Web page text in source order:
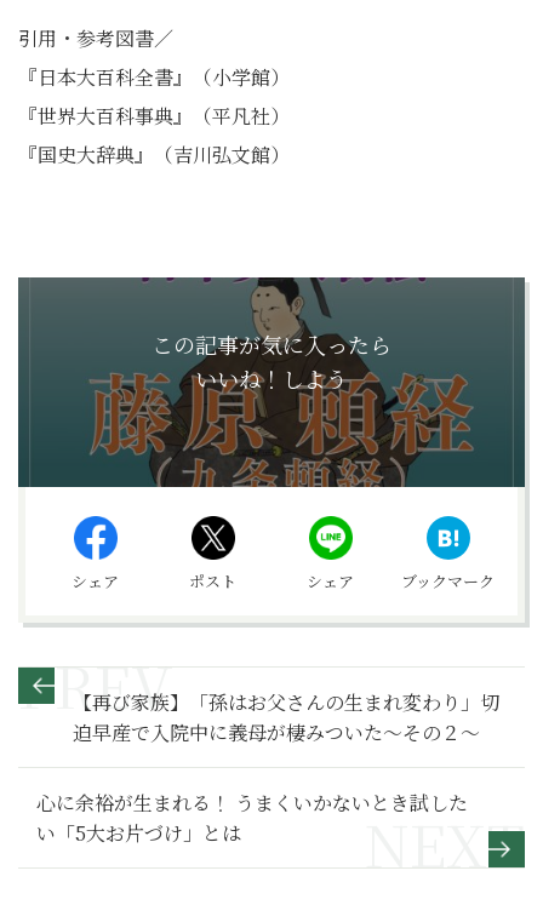
引用・参考図書／
『⽇本⼤百科全書』（⼩学館）
『世界⼤百科事典』（平凡社）
『国史⼤辞典』（吉川弘⽂館）
この記事が気に入ったら
いいね！しよう
シェア ポスト シェア ブックマーク
【再び家族】「孫はお父さんの生まれ変わり」切
迫早産で入院中に義母が棲みついた～その２～
心に余裕が生まれる！ うまくいかないとき試した
い「5大お片づけ」とは